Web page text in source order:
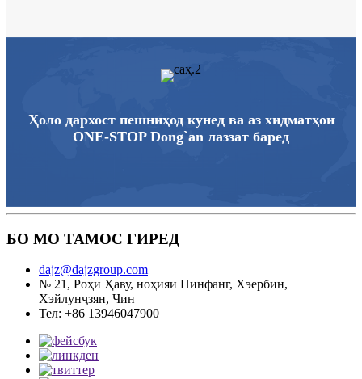
Ҳоло дархост пешниҳод кунед ва аз хидматҳои
ONE-STOP Dong`an лаззат баред
БО МО ТАМОС ГИРЕД
dajz@dajzgroup.com
№ 21, Роҳи Ҳаву, ноҳияи Пинфанг, Хэербин,
Хэйлунҷзян, Чин
Тел: +86 13946047900